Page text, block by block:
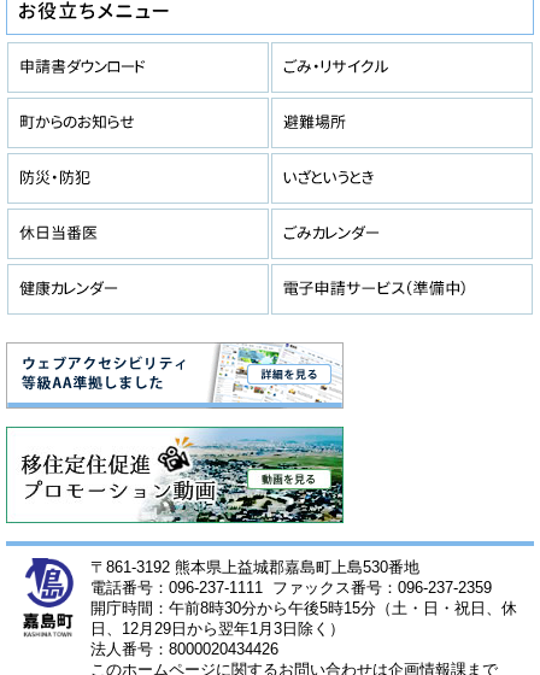
〒861-3192 熊本県上益城郡嘉島町上島530番地
電話番号：096-237-1111 ファックス番号：096-237-2359
開庁時間：午前8時30分から午後5時15分（土・日・祝日、休
日、12月29日から翌年1月3日除く）
法人番号：8000020434426
このホームページに関するお問い合わせは企画情報課まで